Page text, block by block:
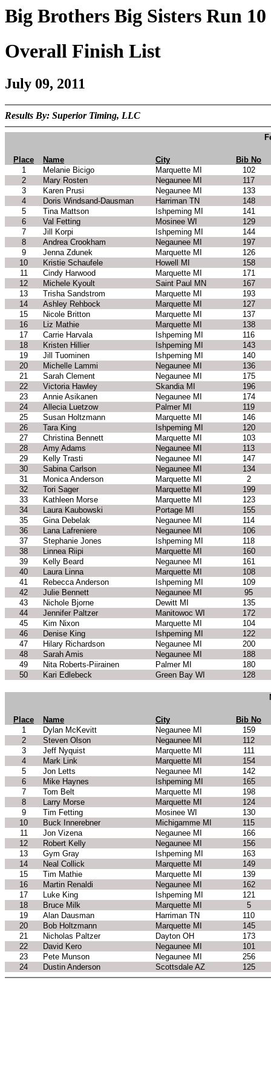
Big Brothers Big Sisters Run
Overall Finish List
July 09, 2011
Results By: Superior Timing, LLC
Place Name City
Bib No
1
Melanie Bicigo Marquette MI
102
2
Mary Rosten Negaunee MI
117
3
Karen Prusi Negaunee MI
133
4
Doris Windsand-Dausman Harriman TN
148
5
Tina Mattson Ishpeming MI
141
6
Val Fetting Mosinee WI
129
7
Jill Korpi Ishpeming MI
144
8
Andrea Crookham Negaunee MI
197
9
Jenna Zdunek Marquette MI
126
10
Kristie Schaufele Howell MI
158
11
Cindy Harwood Marquette MI
171
12
Michele Kyoult Saint Paul MN
167
13
Trisha Sandstrom Marquette MI
193
14
Ashley Rehbock Marquette MI
127
15
Nicole Britton Marquette MI
137
16
Liz Mathie Marquette MI
138
17
Carrie Harvala Ishpeming MI
116
18
Kristen Hillier Ishpeming MI
143
19
Jill Tuominen Ishpeming MI
140
20
Michelle Lammi Negaunee MI
136
21
Sarah Clement Negaunee MI
175
22
Victoria Hawley Skandia MI
196
23
Annie Asikanen Negaunee MI
174
24
Allecia Luetzow Palmer MI
119
25
Susan Holtzmann Marquette MI
146
26
Tara King Ishpeming MI
120
27
Christina Bennett Marquette MI
103
28
Amy Adams Negaunee MI
113
29
Kelly Trasti Negaunee MI
147
30
Sabina Carlson Negaunee MI
134
31
Monica Anderson Marquette MI
2
32
Tori Sager Marquette MI
199
33
Kathleen Morse Marquette MI
123
34
Laura Kaubowski Portage MI
155
35
Gina Debelak Negaunee MI
114
36
Lana Lafreniere Negaunee MI
106
37
Stephanie Jones Ishpeming MI
118
38
Linnea Riipi Marquette MI
160
39
Kelly Beard Negaunee MI
161
40
Laura Linna Marquette MI
108
41
Rebecca Anderson Ishpeming MI
109
42
Julie Bennett Negaunee MI
95
43
Nichole Bjorne Dewitt MI
135
44
Jennifer Paltzer Manitowoc WI
172
45
Kim Nixon Marquette MI
104
46
Denise King Ishpeming MI
122
47
Hilary Richardson Negaunee MI
200
48
Sarah Amis Negaunee MI
188
49
Nita Roberts-Piirainen Palmer MI
180
50
Kari Edlebeck Green Bay WI 128
Place Name City
Bib No
1
Dylan McKevitt Negaunee MI
159
2
Steven Olson Negaunee MI
112
3
Jeff Nyquist Marquette MI
111
4
Mark Link Marquette MI
154
5
Jon Letts Negaunee MI
142
6
Mike Haynes Ishpeming MI
165
7
Tom Belt Marquette MI
198
8
Larry Morse Marquette MI
124
9
Tim Fetting Mosinee WI
130
10
Buck Innerebner Michigamme MI
115
11
Jon Vizena Negaunee MI
166
12
Robert Kelly Negaunee MI
156
13
Gym Gray Ishpeming MI
163
14
Neal Collick Marquette MI
149
15
Tim Mathie Marquette MI
139
16
Martin Renaldi Negaunee MI
162
17
Luke King Ishpeming MI
121
18
Bruce Milk Marquette MI
5
19
Alan Dausman Harriman TN
110
20
Bob Holtzmann Marquette MI
145
21
Nicholas Paltzer Dayton OH
173
22
David Kero Negaunee MI
101
23
Pete Munson Negaunee MI
256
24
Dustin Anderson Scottsdale AZ 125